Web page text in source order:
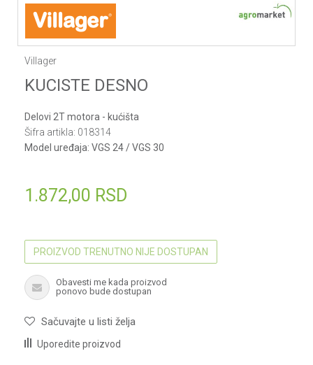
Villager
KUCISTE DESNO
Delovi 2T motora - kućišta
Šifra artikla: 018314
Model uređaja: VGS 24 / VGS 30
1.872,00 RSD
PROIZVOD TRENUTNO NIJE DOSTUPAN
Obavesti me kada proizvod
ponovo bude dostupan
Sačuvajte u listi želja
Uporedite proizvod